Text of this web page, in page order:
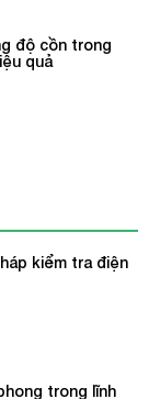
độ cồn trong
quả
kiểm tra điện
trong lĩnh